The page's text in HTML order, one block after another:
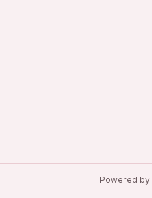
Powered by